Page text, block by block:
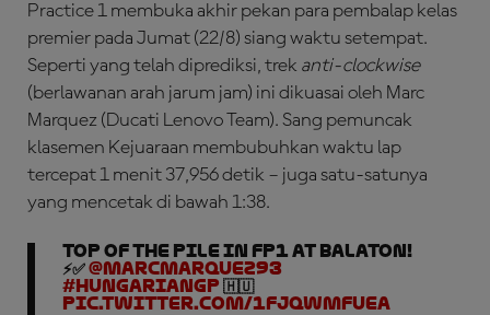
Practice 1 membuka akhir pekan para pembalap kelas
premier pada Jumat (22/8) siang waktu setempat.
Seperti yang telah diprediksi, trek ­ anti-clockwise
(berlawanan arah jarum jam) ini dikuasai oleh Marc
Marquez (Ducati Lenovo Team). Sang pemuncak
klasemen Kejuaraan membubuhkan waktu lap
tercepat 1 menit 37,956 detik – juga satu-satunya
yang mencetak di bawah 1:38.
Top of the pile in FP1 at Balaton!
⚡✅@marcmarquez93
#HungarianGP 🇭🇺
pic.twitter.com/1fJQwmFuEa